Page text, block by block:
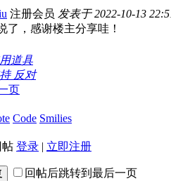
注册会员 发表于 2022-10-13
了，感谢楼主分享哇！
道具
反对
页
Code Smilies
帖 登录 | 立即注册
回帖后跳转到最后一页